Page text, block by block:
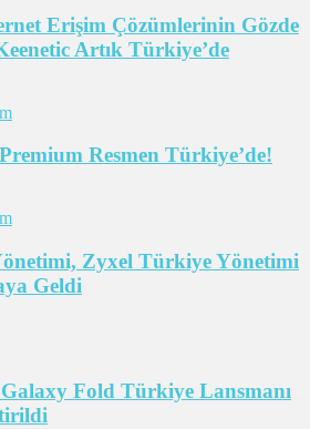
Erişim Çözümlerinin Gözde
Artık Türkiye’de
Resmen Türkiye’de!
Zyxel Türkiye Yönetimi
Geldi
Fold Türkiye Lansmanı